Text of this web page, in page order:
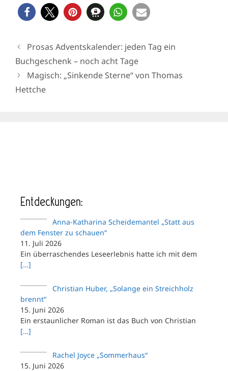
Prosas Adventskalender: jeden Tag ein
Buchgeschenk – noch acht Tage
Magisch: „Sinkende Sterne“ von Thomas
Hettche
Entdeckungen:
Anna-Katharina Scheidemantel „Statt aus
dem Fenster zu schauen“
11. Juli 2026
Ein überraschendes Leseerlebnis hatte ich mit dem
[…]
Christian Huber, „Solange ein Streichholz
brennt“
15. Juni 2026
Ein erstaunlicher Roman ist das Buch von Christian
[…]
Rachel Joyce „Sommerhaus“
15. Juni 2026